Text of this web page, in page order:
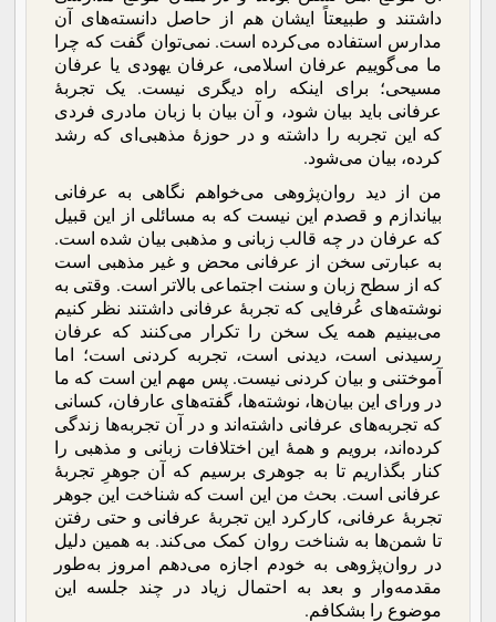
داشتند و طبیعتاً ایشان هم از حاصل دانسته‌های آن
مدارس استفاده می‌کرده است. نمی‌توان گفت که چرا
ما می‌گوییم عرفان اسلامی، عرفان یهودی یا عرفان
مسیحی؛ برای اینکه راه دیگری نیست. یک تجربۀ
عرفانی باید بیان شود، و آن بیان با زبان مادری فردی
که این تجربه را داشته و در حوزۀ مذهبی‌ای که رشد
کرده، بیان می‌شود.
من از دید روان‌پژوهی می‌خواهم نگاهی به عرفانی
بیاندازم و قصدم این نیست که به مسائلی از این قبیل
که عرفان در چه قالب زبانی و مذهبی بیان شده است.
به عبارتی سخن از عرفانی محض و غیر مذهبی است
که از سطح زبان و سنت اجتماعی بالاتر است. وقتی به
نوشته‌های عُرفایی که تجربۀ عرفانی داشتند نظر کنیم
می‌بینیم همه یک سخن را تکرار می‌کنند که عرفان
رسیدنی است، دیدنی است، تجربه کردنی است؛ اما
آموختنی و بیان کردنی نیست. پس مهم این است که ما
در ورای این بیان‌ها، نوشته‌ها، گفته‌های عارفان، کسانی
که تجربه‌های عرفانی داشته‌اند و در آن تجربه‌ها زندگی
کرده‌اند، برویم و همۀ این اختلافات زبانی و مذهبی را
کنار بگذاریم تا به جوهری برسیم که آن جوهرِ تجربۀ
عرفانی است. بحث من این است که شناخت این جوهر
تجربۀ عرفانی، کارکرد این تجربۀ عرفانی و حتی رفتن
تا شمن‌ها به شناخت روان کمک می‌کند. به همین دلیل
در روان‌پژوهی به خودم اجازه می‌دهم امروز به‌طور
مقدمه‌وار و بعد به احتمال زیاد در چند جلسه این
موضوع را بشکافم.